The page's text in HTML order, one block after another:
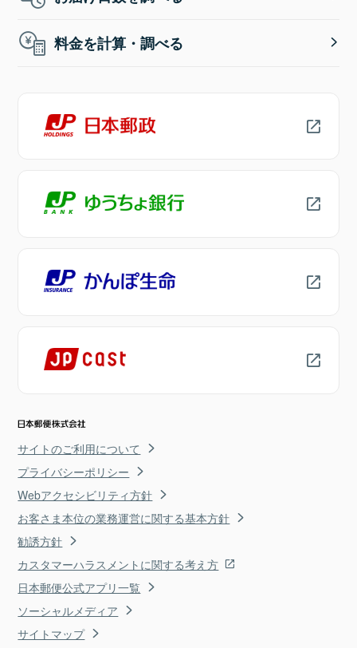
料金を計算・調べる
サイトのご利用について
プライバシーポリシー
Webアクセシビリティ方針
お客さま本位の業務運営に関する基本方針
勧誘方針
カスタマーハラスメントに関する考え方
日本郵便公式アプリ一覧
ソーシャルメディア
サイトマップ